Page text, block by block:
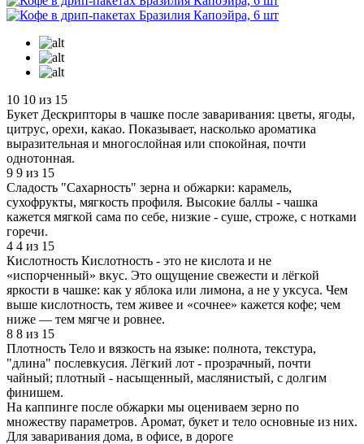
10 10 из 15
Букет Дескрипторы в чашке после заваривания: цветы, ягоды,
цитрус, орехи, какао. Показывает, насколько ароматика
выразительная и многослойная или спокойная, почти
однотонная.
9 9 из 15
Сладость "Сахарность" зерна и обжарки: карамель,
сухофрукты, мягкость профиля. Высокие баллы - чашка
кажется мягкой сама по себе, низкие - суше, строже, с нотками
горечи.
4 4 из 15
Кислотность Кислотность - это не кислота и не
«испорченный» вкус. Это ощущение свежести и лёгкой
яркости в чашке: как у яблока или лимона, а не у уксуса. Чем
выше кислотность, тем живее и «сочнее» кажется кофе; чем
ниже — тем мягче и ровнее.
8 8 из 15
Плотность Тело и вязкость на языке: полнота, текстура,
"длина" послевкусия. Лёгкий лот - прозрачный, почти
чайный; плотный - насыщенный, маслянистый, с долгим
финишем.
На каппинге после обжарки мы оцениваем зерно по
множеству параметров. Аромат, букет и тело основные из них.
Для заваривания дома, в офисе, в дороге